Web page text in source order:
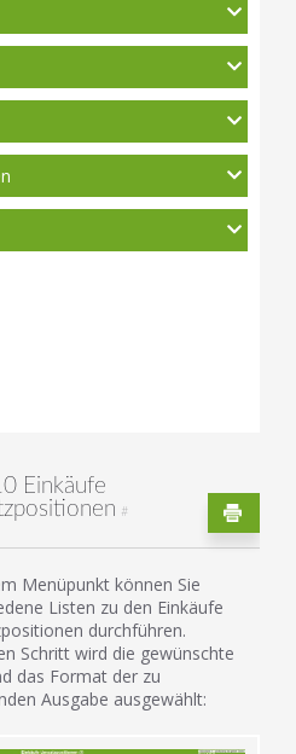
Einkäufe
#
Menüpunkt können Sie
Listen zu den Einkäufe
durchführen.
Schritt wird die gewünschte
das Format der zu
Ausgabe ausgewählt: